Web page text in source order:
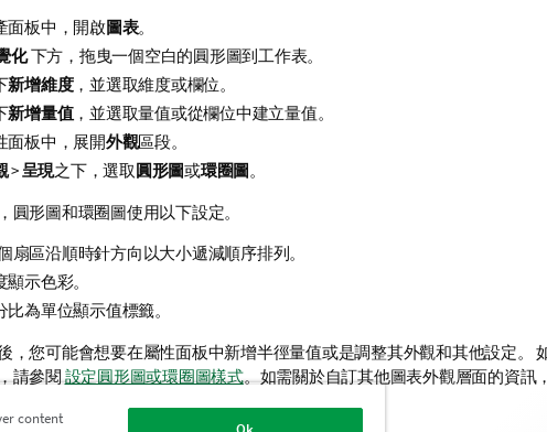
面板中，開啟圖表。
化下方，拖曳一個空白的圓形圖到工作表。
新增維度，並選取維度或欄位。
新增量值，並選取量值或從欄位中建立量值。
面板中，展開外觀區段。
>呈現之下，選取圓形圖或環圈圖。
圓形圖和環圈圖使用以下設定。
扇區沿順時針方向以大小遞減順序排列。
示色彩。
比為單位顯示值標籤。
，您可能會想要在屬性面板中新增半徑量值或是調整其外觀和其他設定。
請參閱設定圓形圖或環圈圖樣式。如需關於自訂其他圖表外觀層面的資訊
content